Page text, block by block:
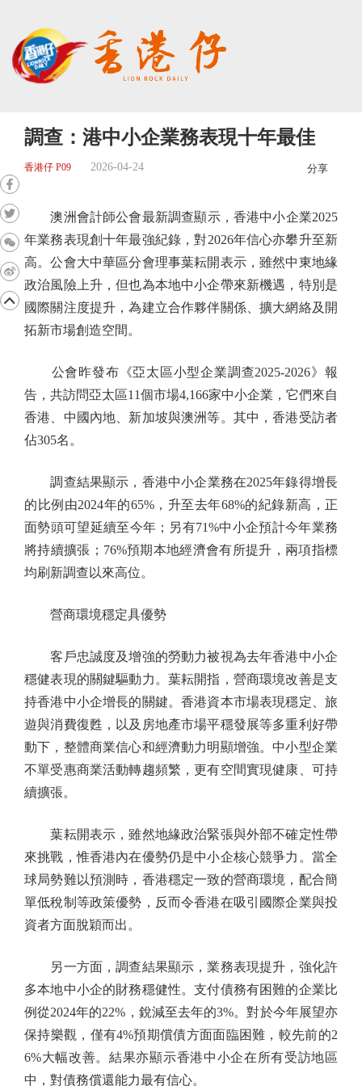
調查：港中小企業務表現十年最佳
香港仔 P09 2026-04-24 分享
澳洲會計師公會最新調查顯示，香港中小企業2025
年業務表現創十年最強紀錄，對2026年信心亦攀升至新
高。公會大中華區分會理事葉耘開表示，雖然中東地緣
政治風險上升，但也為本地中小企帶來新機遇，特別是
國際關注度提升，為建立合作夥伴關係、擴大網絡及開
拓新市場創造空間。
公會昨發布《亞太區小型企業調查2025-2026》報
告，共訪問亞太區11個市場4,166家中小企業，它們來自
香港、中國內地、新加坡與澳洲等。其中，香港受訪者
佔305名。
調查結果顯示，香港中小企業務在2025年錄得增長
的比例由2024年的65%，升至去年68%的紀錄新高，正
面勢頭可望延續至今年；另有71%中小企預計今年業務
將持續擴張；76%預期本地經濟會有所提升，兩項指標
均刷新調查以來高位。
營商環境穩定具優勢
客戶忠誠度及增強的勞動力被視為去年香港中小企
穩健表現的關鍵驅動力。葉耘開指，營商環境改善是支
持香港中小企增長的關鍵。香港資本市場表現穩定、旅
遊與消費復甦，以及房地產市場平穩發展等多重利好帶
動下，整體商業信心和經濟動力明顯增強。中小型企業
不單受惠商業活動轉趨頻繁，更有空間實現健康、可持
續擴張。
葉耘開表示，雖然地緣政治緊張與外部不確定性帶
來挑戰，惟香港內在優勢仍是中小企核心競爭力。當全
球局勢難以預測時，香港穩定一致的營商環境，配合簡
單低稅制等政策優勢，反而令香港在吸引國際企業與投
資者方面脫穎而出。
另一方面，調查結果顯示，業務表現提升，強化許
多本地中小企的財務穩健性。支付債務有困難的企業比
例從2024年的22%，銳減至去年的3%。對於今年展望亦
保持樂觀，僅有4%預期償債方面面臨困難，較先前的2
6%大幅改善。結果亦顯示香港中小企在所有受訪地區
中，對債務償還能力最有信心。